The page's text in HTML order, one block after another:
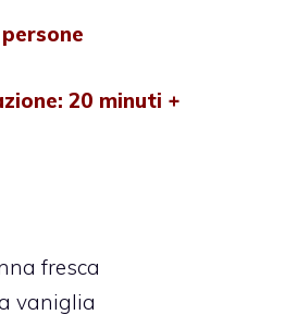
20 minuti +
fresca
vaniglia